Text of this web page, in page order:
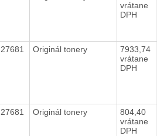
vrátane
DPH
Originál tonery
7933,74
vrátane
DPH
Originál tonery
804,40
vrátane
DPH